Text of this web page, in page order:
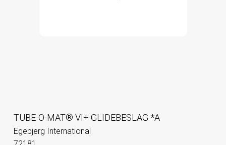
TUBE-O-MAT® VI+ GLIDEBESLAG *A
Egebjerg International